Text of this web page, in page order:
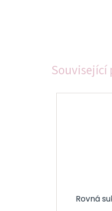
Rovná